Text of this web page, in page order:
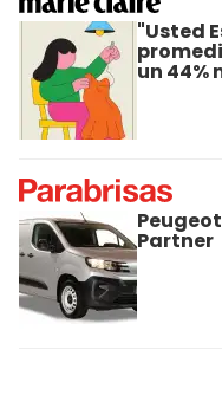
"Usted
un 44%
Partner